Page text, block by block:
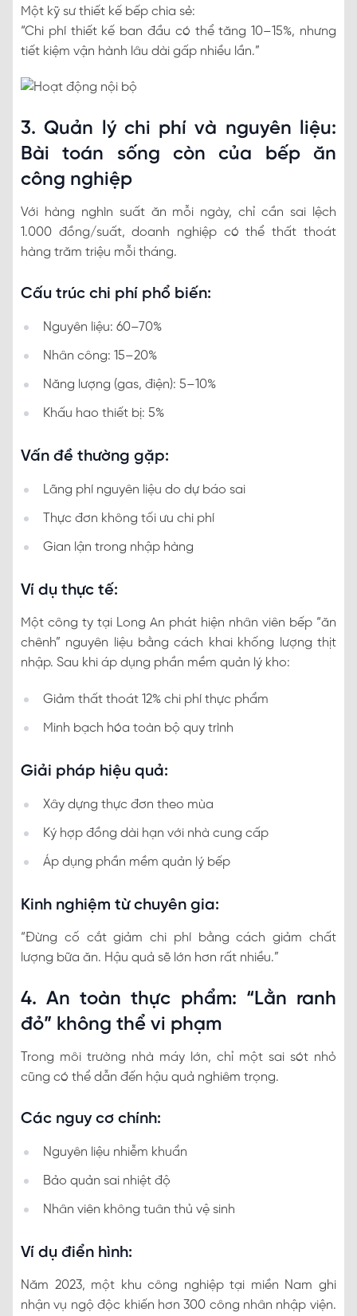
Một kỹ sư thiết kế bếp chia sẻ:
“Chi phí thiết kế ban đầu có thể tăng 10–15%, nhưng
tiết kiệm vận hành lâu dài gấp nhiều lần.”
3. Quản lý chi phí và nguyên liệu:
Bài toán sống còn của bếp ăn
công nghiệp
Với hàng nghìn suất ăn mỗi ngày, chỉ cần sai lệch
1.000 đồng/suất, doanh nghiệp có thể thất thoát
hàng trăm triệu mỗi tháng.
Cấu trúc chi phí phổ biến:
Nguyên liệu: 60–70%
Nhân công: 15–20%
Năng lượng (gas, điện): 5–10%
Khấu hao thiết bị: 5%
Vấn đề thường gặp:
Lãng phí nguyên liệu do dự báo sai
Thực đơn không tối ưu chi phí
Gian lận trong nhập hàng
Ví dụ thực tế:
Một công ty tại Long An phát hiện nhân viên bếp “ăn
chênh” nguyên liệu bằng cách khai khống lượng thịt
nhập. Sau khi áp dụng phần mềm quản lý kho:
Giảm thất thoát 12% chi phí thực phẩm
Minh bạch hóa toàn bộ quy trình
Giải pháp hiệu quả:
Xây dựng thực đơn theo mùa
Ký hợp đồng dài hạn với nhà cung cấp
Áp dụng phần mềm quản lý bếp
Kinh nghiệm từ chuyên gia:
“Đừng cố cắt giảm chi phí bằng cách giảm chất
lượng bữa ăn. Hậu quả sẽ lớn hơn rất nhiều.”
4. An toàn thực phẩm: “Lằn ranh
đỏ” không thể vi phạm
Trong môi trường nhà máy lớn, chỉ một sai sót nhỏ
cũng có thể dẫn đến hậu quả nghiêm trọng.
Các nguy cơ chính:
Nguyên liệu nhiễm khuẩn
Bảo quản sai nhiệt độ
Nhân viên không tuân thủ vệ sinh
Ví dụ điển hình:
Năm 2023, một khu công nghiệp tại miền Nam ghi
nhận vụ ngộ độc khiến hơn 300 công nhân nhập viện.